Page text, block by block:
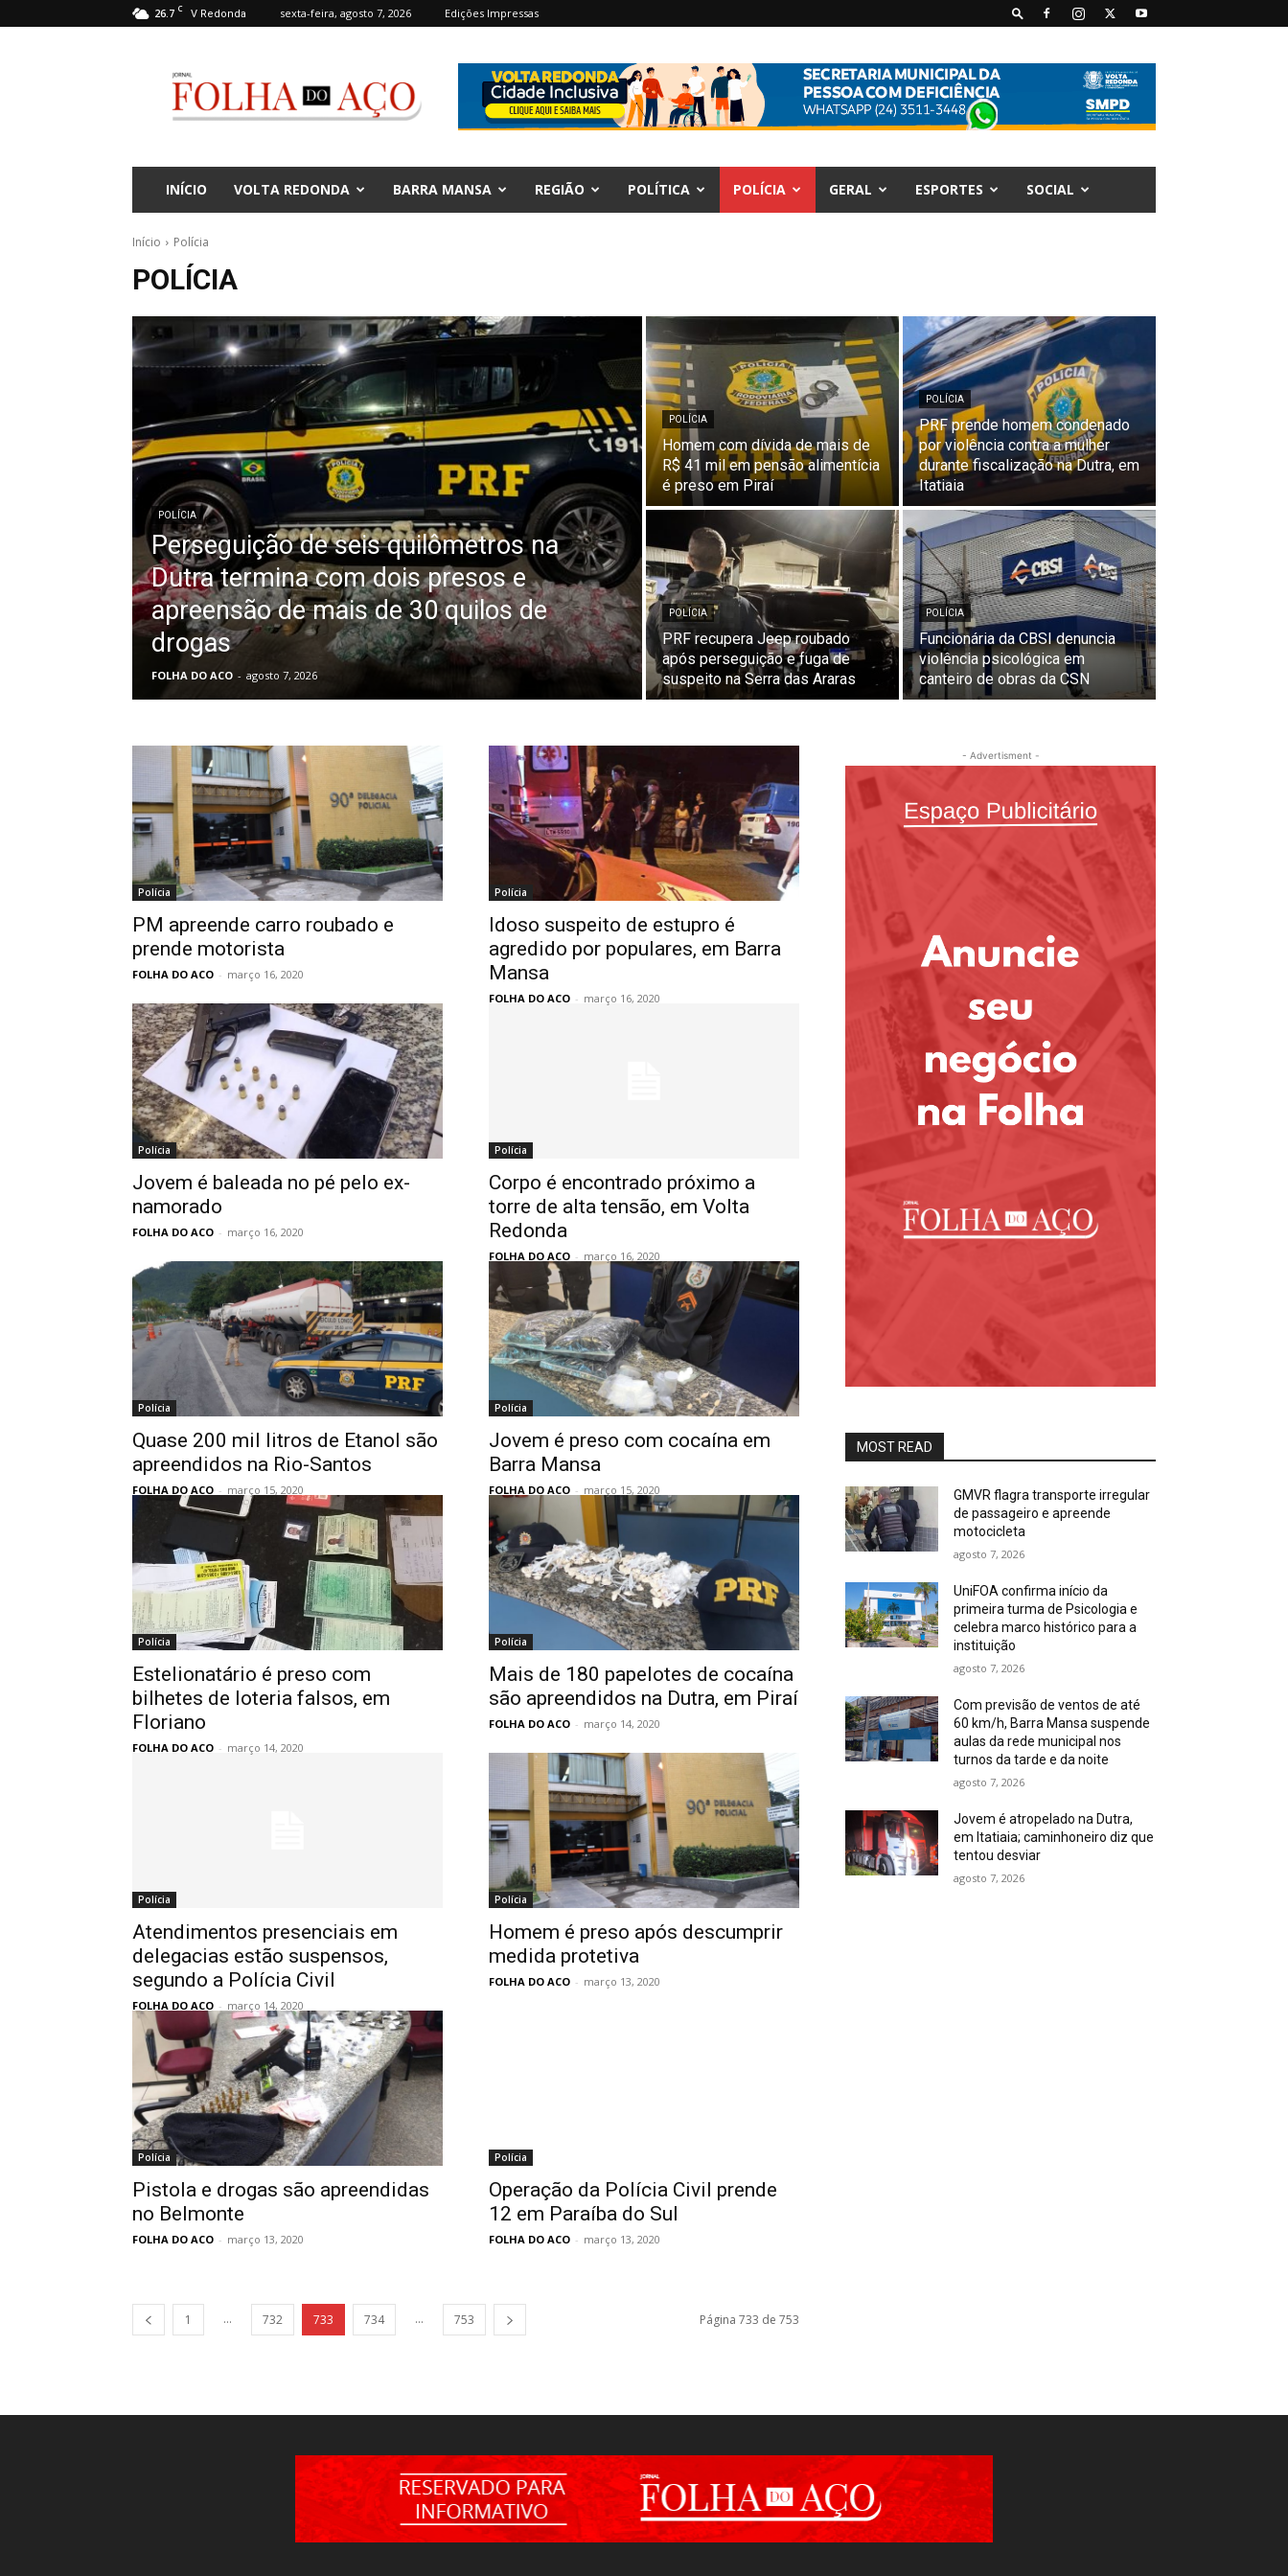
26.7 C V Redonda sexta-feira, agosto 7, 2026 Edições Impressas
Folha
do
Aço
INÍCIO VOLTA REDONDA BARRA MANSA REGIÃO POLÍTICA POLÍCIA GERAL ESPORTES SOCIAL
Início Polícia
POLÍCIA
POLÍCIA
Perseguição de seis quilômetros na
Dutra termina com dois presos e
apreensão de mais de 30 quilos de
drogas
FOLHA DO ACO - agosto 7, 2026
POLÍCIA
Homem com dívida de mais de
R$ 41 mil em pensão alimentícia
é preso em Piraí
POLÍCIA
PRF prende homem condenado
por violência contra a mulher
durante fiscalização na Dutra, em
Itatiaia
POLÍCIA
PRF recupera Jeep roubado
após perseguição e fuga de
suspeito na Serra das Araras
POLÍCIA
Funcionária da CBSI denuncia
violência psicológica em
canteiro de obras da CSN
Polícia
PM apreende carro roubado e
prende motorista
FOLHA DO ACO - março 16, 2020
Polícia
Idoso suspeito de estupro é
agredido por populares, em Barra
Mansa
FOLHA DO ACO - março 16, 2020
Polícia
Jovem é baleada no pé pelo ex-
namorado
FOLHA DO ACO - março 16, 2020
Polícia
Corpo é encontrado próximo a
torre de alta tensão, em Volta
Redonda
FOLHA DO ACO - março 16, 2020
Polícia
Quase 200 mil litros de Etanol são
apreendidos na Rio-Santos
FOLHA DO ACO - março 15, 2020
Polícia
Jovem é preso com cocaína em
Barra Mansa
FOLHA DO ACO - março 15, 2020
Polícia
Estelionatário é preso com
bilhetes de loteria falsos, em
Floriano
FOLHA DO ACO - março 14, 2020
Polícia
Mais de 180 papelotes de cocaína
são apreendidos na Dutra, em Piraí
FOLHA DO ACO - março 14, 2020
Polícia
Atendimentos presenciais em
delegacias estão suspensos,
segundo a Polícia Civil
FOLHA DO ACO - março 14, 2020
Polícia
Homem é preso após descumprir
medida protetiva
FOLHA DO ACO - março 13, 2020
Polícia
Pistola e drogas são apreendidas
no Belmonte
FOLHA DO ACO - março 13, 2020
Polícia
Operação da Polícia Civil prende
12 em Paraíba do Sul
FOLHA DO ACO - março 13, 2020
1 ... 732 733 734 ... 753 Página 733 de 753
- Advertisment -
MOST READ
GMVR flagra transporte irregular
de passageiro e apreende
motocicleta
agosto 7, 2026
UniFOA confirma início da
primeira turma de Psicologia e
celebra marco histórico para a
instituição
agosto 7, 2026
Com previsão de ventos de até
60 km/h, Barra Mansa suspende
aulas da rede municipal nos
turnos da tarde e da noite
agosto 7, 2026
Jovem é atropelado na Dutra,
em Itatiaia; caminhoneiro diz que
tentou desviar
agosto 7, 2026